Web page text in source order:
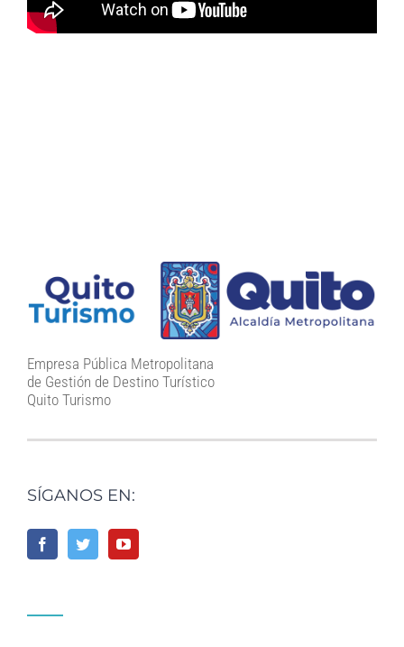
Empresa Pública Metropolitana
de Gestión de Destino Turístico
Quito Turismo
SÍGANOS EN: